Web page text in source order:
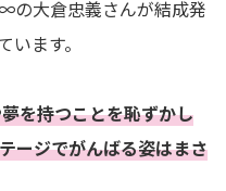
の大倉忠義さんが結成発
ます。
を持つことを恥ずかし
ージでがんばる姿はまさ